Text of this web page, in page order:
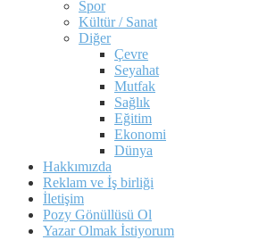
Spor
Kültür / Sanat
Diğer
Çevre
Seyahat
Mutfak
Sağlık
Eğitim
Ekonomi
Dünya
Hakkımızda
Reklam ve İş birliği
İletişim
Pozy Gönüllüsü Ol
Yazar Olmak İstiyorum